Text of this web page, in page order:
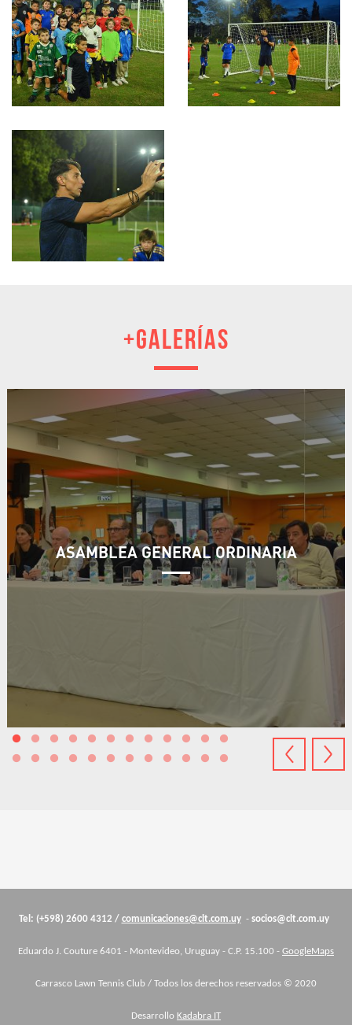
+GALERÍAS
ASAMBLEA GENERAL ORDINARIA
Cuerpo
Tel: (+598) 2600 4312 / comunicaciones@clt.com.uy- socios@clt.com.uy
Eduardo J. Couture 6401 - Montevideo, Uruguay - C.P. 15.100 - GoogleMaps
Carrasco Lawn Tennis Club / Todos los derechos reservados © 2020
Desarrollo Kadabra IT